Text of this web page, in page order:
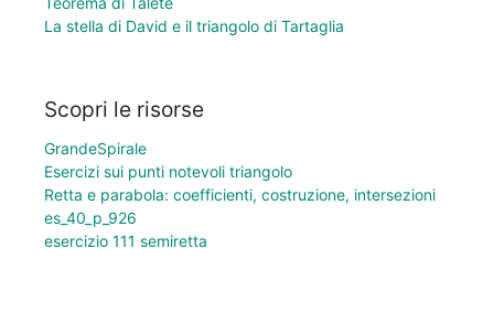
La stella di David e il triangolo di Tartaglia
Scopri le risorse
GrandeSpirale
Esercizi sui punti notevoli triangolo
Retta e parabola: coefficienti, costruzione, intersezioni
es_40_p_926
esercizio 111 semiretta